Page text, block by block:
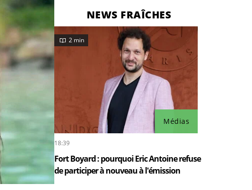
NEWS FRAÎCHES
Médias
2 min
18:39
Fort Boyard : pourquoi Eric Antoine refuse
de participer à nouveau à l'émission